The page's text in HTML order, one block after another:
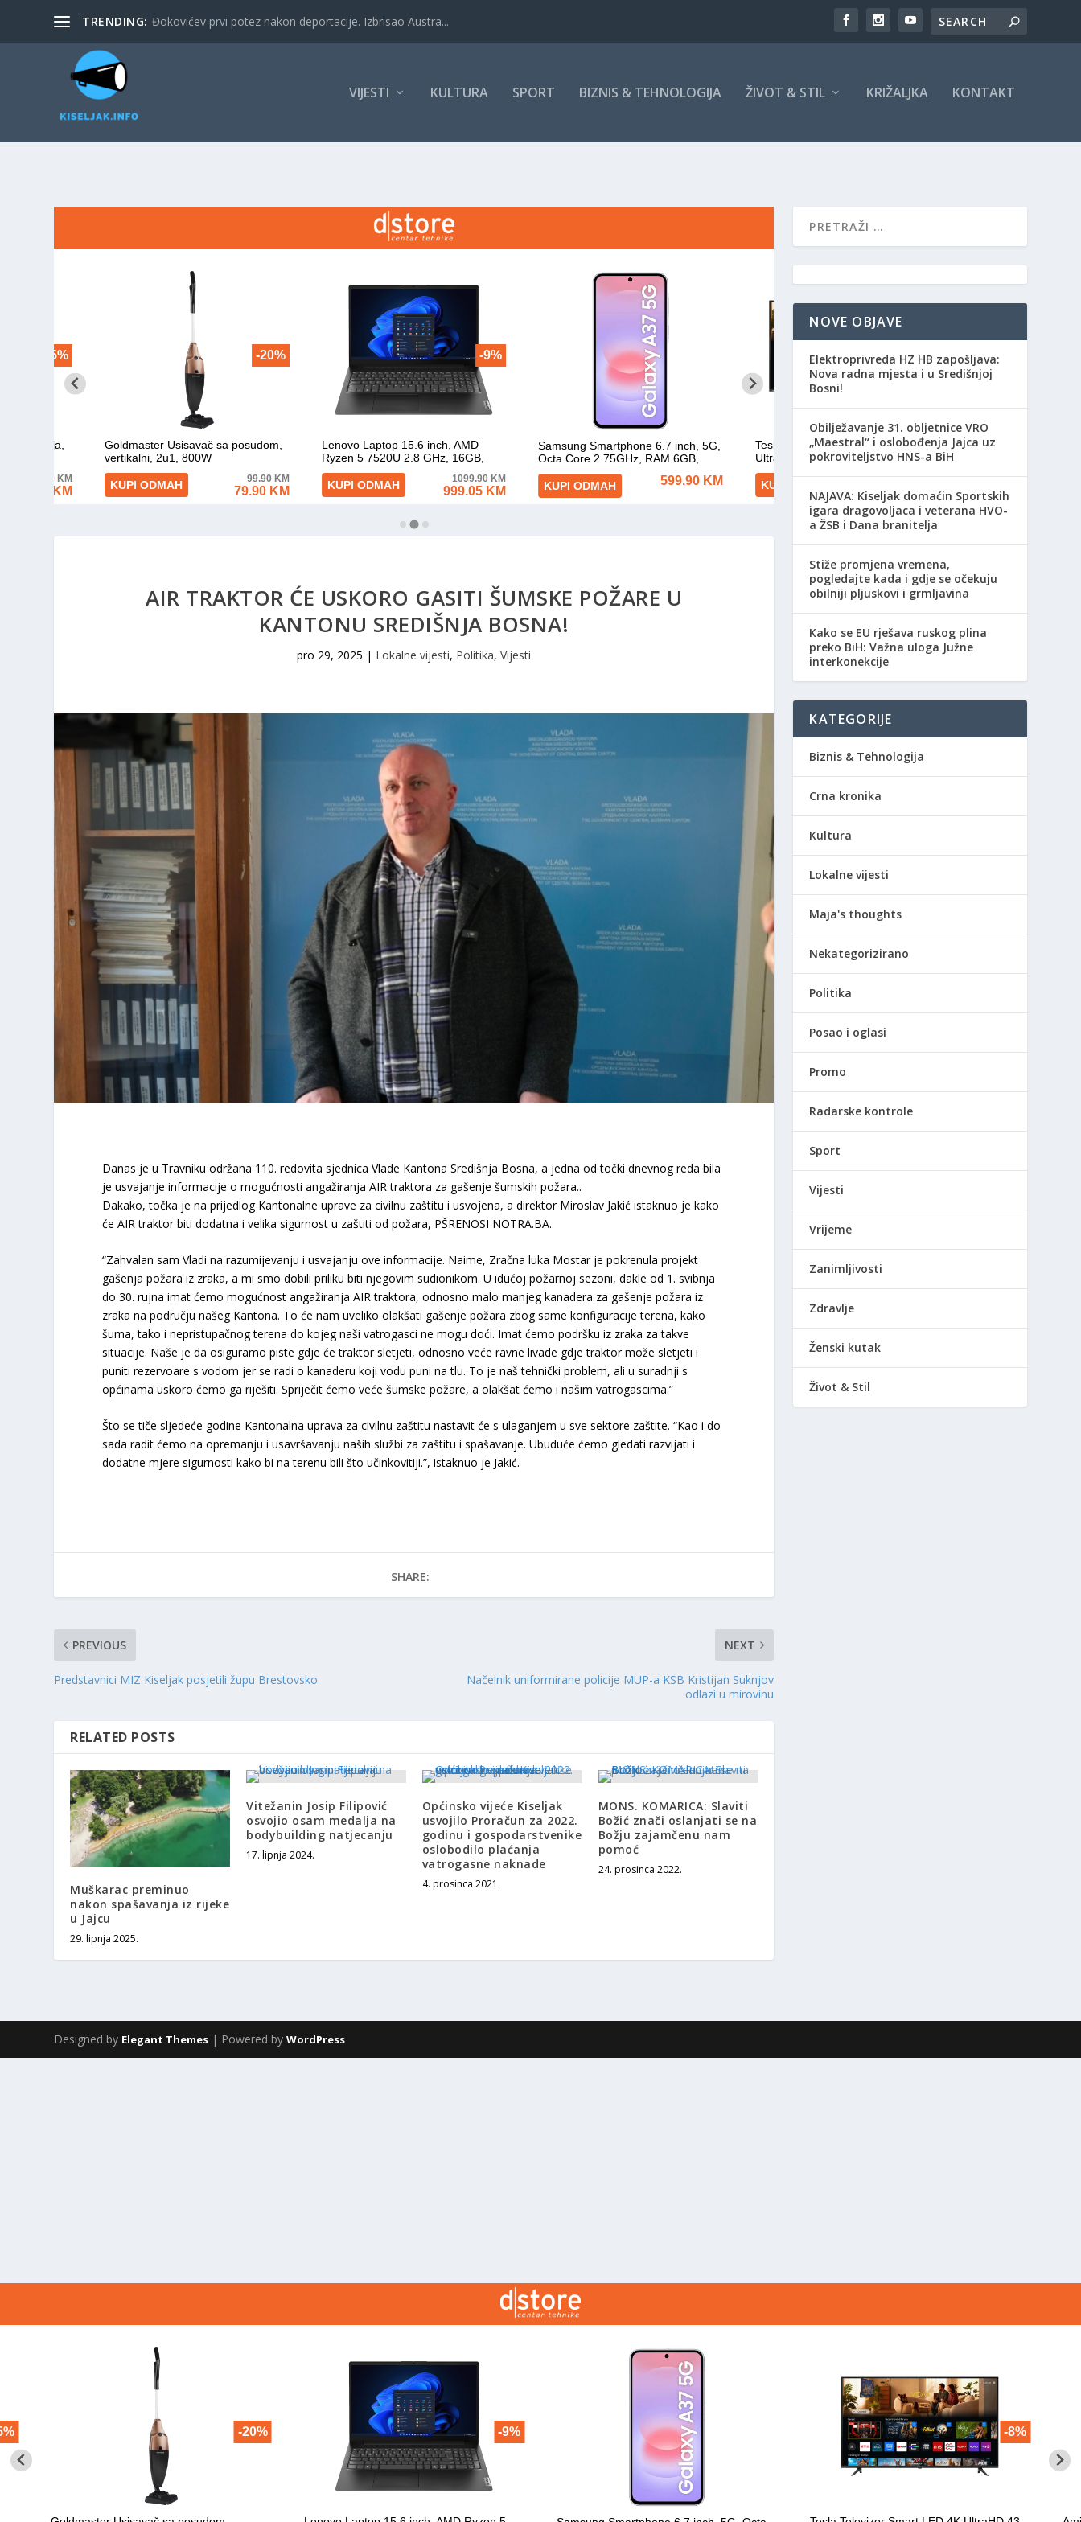
TRENDING: Đokovićev prvi potez nakon deportacije. Izbrisao Austra...
VIJESTI KULTURA SPORT BIZNIS & TEHNOLOGIJA ŽIVOT & STIL KRIŽALJKA KONTAKT
AIR TRAKTOR ĆE USKORO GASITI ŠUMSKE POŽARE U
KANTONU SREDIŠNJA BOSNA!
pro 29, 2025 | Lokalne vijesti, Politika,Vijesti
Danas je u Travniku održana 110. redovita sjednica Vlade Kantona Središnja Bosna, a jedna od točki dnevnog reda bila
je usvajanje informacije o mogućnosti angažiranja AIR traktora za gašenje šumskih požara..
Dakako, točka je na prijedlog Kantonalne uprave za civilnu zaštitu i usvojena, a direktor Miroslav Jakić istaknuo je kako
će AIR traktor biti dodatna i velika sigurnost u zaštiti od požara, PŠRENOSI NOTRA.BA.
“Zahvalan sam Vladi na razumijevanju i usvajanju ove informacije. Naime, Zračna luka Mostar je pokrenula projekt
gašenja požara iz zraka, a mi smo dobili priliku biti njegovim sudionikom. U idućoj požarnoj sezoni, dakle od 1. svibnja
do 30. rujna imat ćemo mogućnost angažiranja AIR traktora, odnosno malo manjeg kanadera za gašenje požara iz
zraka na području našeg Kantona. To će nam uveliko olakšati gašenje požara zbog same konfiguracije terena, kako
šuma, tako i nepristupačnog terena do kojeg naši vatrogasci ne mogu doći. Imat ćemo podršku iz zraka za takve
situacije. Naše je da osiguramo piste gdje će traktor sletjeti, odnosno veće ravne livade gdje traktor može sletjeti i
puniti rezervoare s vodom jer se radi o kanaderu koji vodu puni na tlu. To je naš tehnički problem, ali u suradnji s
općinama uskoro ćemo ga riješiti. Spriječit ćemo veće šumske požare, a olakšat ćemo i našim vatrogascima.”
Što se tiče sljedeće godine Kantonalna uprava za civilnu zaštitu nastavit će s ulaganjem u sve sektore zaštite. “Kao i do
sada radit ćemo na opremanju i usavršavanju naših službi za zaštitu i spašavanje. Ubuduće ćemo gledati razvijati i
dodatne mjere sigurnosti kako bi na terenu bili što učinkovitiji.”, istaknuo je Jakić.
SHARE:
PREVIOUS
Predstavnici MIZ Kiseljak posjetili župu Brestovsko
NEXT
Načelnik uniformirane policije MUP-a KSB Kristijan Suknjov
odlazi u mirovinu
RELATED POSTS
Muškarac preminuo
nakon spašavanja iz rijeke
u Jajcu
29. lipnja 2025.
Vitežanin Josip Filipović
osvojio osam medalja na
bodybuilding natjecanju
17. lipnja 2024.
Općinsko vijeće Kiseljak
usvojilo Proračun za 2022.
godinu i gospodarstvenike
oslobodilo plaćanja
vatrogasne naknade
4. prosinca 2021.
MONS. KOMARICA: Slaviti
Božić znači oslanjati se na
Božju zajamčenu nam
pomoć
24. prosinca 2022.
NOVE OBJAVE
Elektroprivreda HZ HB zapošljava:
Nova radna mjesta i u Središnjoj
Bosni!
Obilježavanje 31. obljetnice VRO
„Maestral“ i oslobođenja Jajca uz
pokroviteljstvo HNS-a BiH
NAJAVA: Kiseljak domaćin Sportskih
igara dragovoljaca i veterana HVO-
a ŽSB i Dana branitelja
Stiže promjena vremena,
pogledajte kada i gdje se očekuju
obilniji pljuskovi i grmljavina
Kako se EU rješava ruskog plina
preko BiH: Važna uloga Južne
interkonekcije
KATEGORIJE
Biznis & Tehnologija
Crna kronika
Kultura
Lokalne vijesti
Maja's thoughts
Nekategorizirano
Politika
Posao i oglasi
Promo
Radarske kontrole
Sport
Vijesti
Vrijeme
Zanimljivosti
Zdravlje
Ženski kutak
Život & Stil
Designed by Elegant Themes | Powered byWordPress